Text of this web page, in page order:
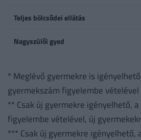
Teljes bölcsődei ellátás
Nagyszülői gyed
* Meglévő gyermekre is
gyermekszám figyelembe vételével
** Csak új gyermekre igényelhető,
figyelembe vételével, új
*** Csak új gyermekre igényelhető,